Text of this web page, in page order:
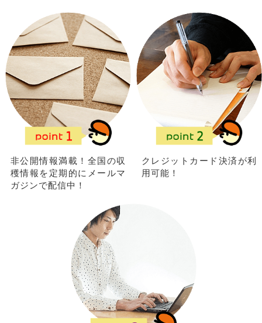
非公開情報満載！全国の収
穫情報を定期的にメールマ
ガジンで配信中！
クレジットカード決済が利
用可能！